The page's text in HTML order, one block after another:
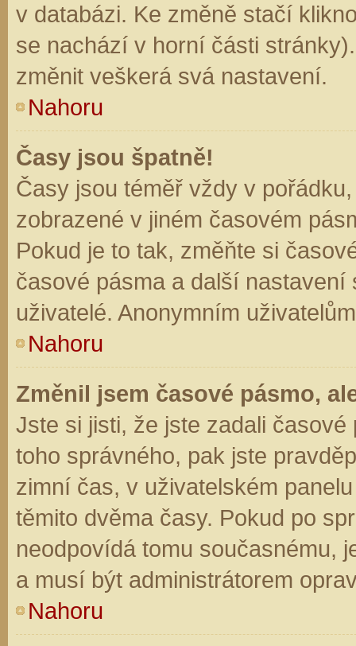
v databázi. Ke změně stačí
se nachází v horní části
změnit veškerá svá nastavení.
Nahoru
Časy jsou špatně!
Časy jsou téměř vždy v
zobrazené v jiném časovém
Pokud je to tak, změňte si
časové pásma a další
uživatelé. Anonymním
Nahoru
Změnil jsem časové pásmo,
Jste si jisti, že jste zadali
toho správného, pak jste
zimní čas, v uživatelském
těmito dvěma časy. Pokud po
neodpovídá tomu současnému,
a musí být administrátorem
Nahoru